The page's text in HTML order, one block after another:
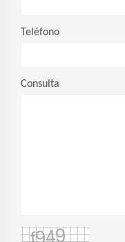
Teléfono
Consulta